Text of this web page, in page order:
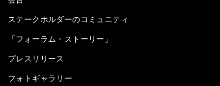
ステークホルダーのコミュニティ
「フォーラム・ストーリー」
プレスリリース
フォトギャラリー